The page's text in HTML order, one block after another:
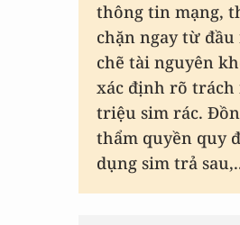
thông tin mạng,
chặn ngay từ
chẽ tài nguyên
xác định rõ trách
triệu sim rác.
thẩm quyền quy
dụng sim trả